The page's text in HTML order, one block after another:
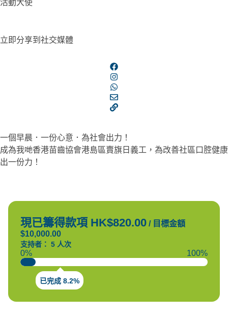
活動大使
立即分享到社交媒體
一個早晨．一份心意．為社會出力！
成為我哋香港苗齒協會港島區賣旗日義工，為改善社區口腔健康
出一份力！
現已籌得款項 HK$820.00 / 目標金額
$10,000.00
支持者： 5 人次
0% 100%
已完成 8.2%